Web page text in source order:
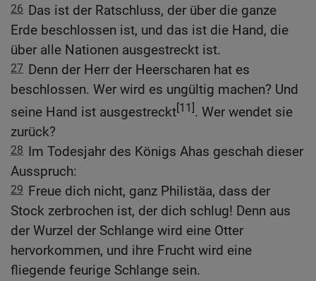
26 Das ist der Ratschluss, der über die ganze
Erde beschlossen ist, und das ist die Hand, die
über alle Nationen ausgestreckt ist.
27 Denn der Herr der Heerscharen hat es
beschlossen. Wer wird es ungültig machen? Und
seine Hand ist ausgestreckt[11]. Wer wendet sie
zurück?
28 Im Todesjahr des Königs Ahas geschah dieser
Ausspruch:
29 Freue dich nicht, ganz Philistäa, dass der
Stock zerbrochen ist, der dich schlug! Denn aus
der Wurzel der Schlange wird eine Otter
hervorkommen, und ihre Frucht wird eine
fliegende feurige Schlange sein.